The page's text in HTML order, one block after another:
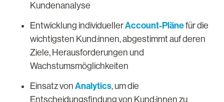
Kundenanalyse
Entwicklung individuellerAccount-Plänefür die
wichtigsten Kund:innen, abgestimmt auf deren
Ziele, Herausforderungen und
Wachstumsmöglichkeiten
Einsatz von Analytics, um die
Entscheidungsfindung von Kund:innen zu